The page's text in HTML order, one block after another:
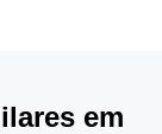
em